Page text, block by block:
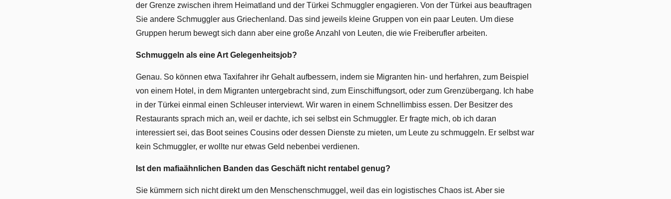
der Grenze zwischen ihrem Heimatland und der Türkei Schmuggler engagieren. Von der Türkei aus beauftragen
Sie andere Schmuggler aus Griechenland. Das sind jeweils kleine Gruppen von ein paar Leuten. Um diese
Gruppen herum bewegt sich dann aber eine große Anzahl von Leuten, die wie Freiberufler arbeiten.
Schmuggeln als eine Art Gelegenheitsjob?
Genau. So können etwa Taxifahrer ihr Gehalt aufbessern, indem sie Migranten hin- und herfahren, zum Beispiel
von einem Hotel, in dem Migranten untergebracht sind, zum Einschiffungsort, oder zum Grenzübergang. Ich habe
in der Türkei einmal einen Schleuser interviewt. Wir waren in einem Schnellimbiss essen. Der Besitzer des
Restaurants sprach mich an, weil er dachte, ich sei selbst ein Schmuggler. Er fragte mich, ob ich daran
interessiert sei, das Boot seines Cousins oder dessen Dienste zu mieten, um Leute zu schmuggeln. Er selbst war
kein Schmuggler, er wollte nur etwas Geld nebenbei verdienen.
Ist den mafiaähnlichen Banden das Geschäft nicht rentabel genug?
Sie kümmern sich nicht direkt um den Menschenschmuggel, weil das ein logistisches Chaos ist. Aber sie